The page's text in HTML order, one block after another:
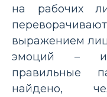
на рабочих
выражением
эмоций – и
правильные
найдено,